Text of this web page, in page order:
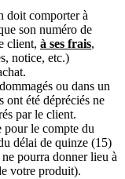
doit comporter à
son numéro de
client, à ses frais,
notice, etc.)
ou dans un
ont été dépréciés ne
par le client.
pour le compte du
délai de quinze (15)
pourra donner lieu à
votre produit).